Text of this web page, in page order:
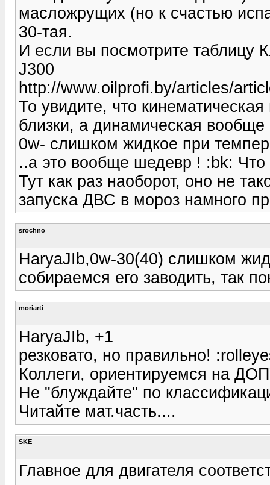
масложрущих (но к счастью
30-тая.
И если вы посмотрите таблицу
J300
http://www.oilprofi.by/articles/
То увидите, что
близки, а динамическая
0w- слишком жидкое при
..а это вообще шедевр ! :bk:
Тут как раз наоборот, оно не
запуска ДВС в мороз намного
srochno
HaryaJIb,0w-30(40) слишком
собираемся его заводить, так
moriarti
HaryaJIb, +1
резковато, но правильно!
Коллеги, ориентируемся на
Не "блуждайте" по
Читайте мат.часть....
SKE
Главное для двигателя